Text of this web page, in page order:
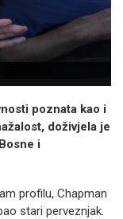
poznata kao i
doživjela je
i
profilu, Chapman
stari perveznjak.